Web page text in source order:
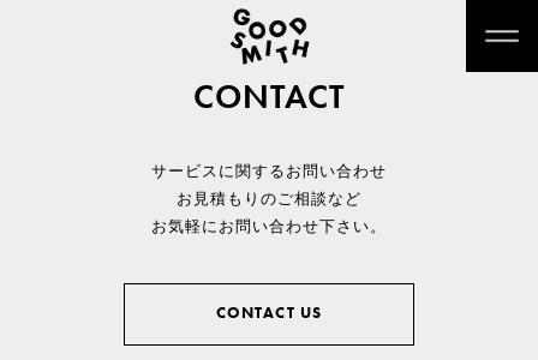
CONTACT
サービスに関するお問い合わせ
お見積もりのご相談など
お気軽にお問い合わせ下さい。
CONTACT US